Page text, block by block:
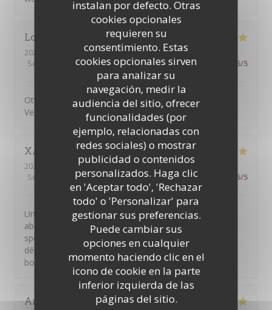
instalan por defecto. Otras
cookies opcionales
requieren su
consentimiento. Estas
cookies opcionales sirven
para analizar su
navegación, medir la
audiencia del sitio, ofrecer
funcionalidades (por
ejemplo, relacionadas con
redes sociales) o mostrar
publicidad o contenidos
personalizados. Haga clic
en 'Aceptar todo', 'Rechazar
todo' o 'Personalizar' para
gestionar sus preferencias.
Puede cambiar sus
opciones en cualquier
momento haciendo clic en el
icono de cookie en la parte
inferior izquierda de las
páginas del sitio.
Lorai
2026-07-17
- 19:45 - Invitados 2
Servicio
Ambiente :5/5 Menú:5/5 Calidad / Precio 5/5
Ottima pizza, personale attento, gentille e sorridente.
Vengo da anni e mai deluso
XAVIER
2026-07-10
- 13:00 - Invitados 2
Servicio
Ambiente: 5/5 Menú :5/5 Calidad / Precio 5/5
Une terrasse dans une rue charmante, un personnel
absolument adorable, et une "pizza frite complète",
spécialité napolitaine rare à Paris, véritablement
délicieuse. Un pinot Grigio rosé et une grappa : le
bonheur absolu !!! Merci à tous.
Arnaud